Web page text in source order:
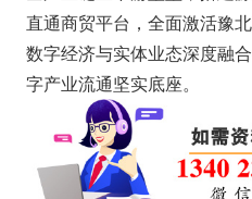
直通商贸平台，全面激活豫
数字经济与实体业态深度融
字产业流通坚实底座。